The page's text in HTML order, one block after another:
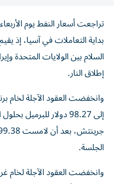
تراجعت أسعار النفط يوم
بداية التعاملات في آسيا، إذ
السلام بين الولايات
‌إطلاق النار.
الجلسة. ‌
وانخفضت العقود الآجلة